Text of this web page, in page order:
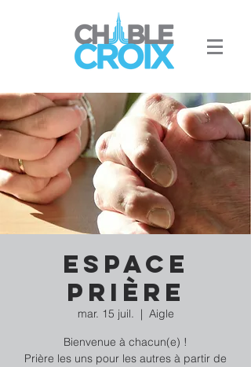
Espace
Prière
mar. 15 juil.
  |
Aigle
Bienvenue à chacun(e) !
Prière les uns pour les autres à partir de